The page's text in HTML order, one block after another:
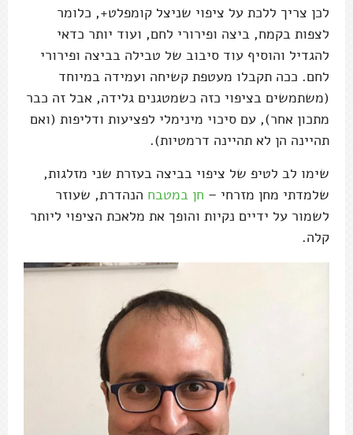
לכן צריך ללכת על ציפוי שניצל קומפלט+, כלומר
לצפות בקמח, ביצה ופירורי לחם, ועוד יותר כדאי
להגדיל והוסיף עוד סיבוב של טבילה בביצה ופירורי
לחם. ככה תקבלו מעטפת קשיחה ועמידה במיוחד
(משתמשים בציפוי כזה כשמטגנים גלידה, אבל זה כבר
מתכון אחר), עם סיכוי מינימלי לפציעות ודליפות (ואם
תהיינה הן לא תהיינה דרמטיות).
שימו לב לטיפ של ציפוי בביצה בעזרת שני מזלגות,
שלמדתי מחן מזרחי – חן במטבח הנהדרת, שעוזר
לשמור על ידיים נקיות והופך את מלאכת הציפוי ליותר
קלה.